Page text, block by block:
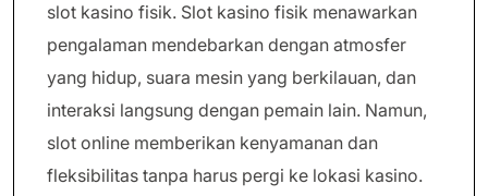
slot kasino fisik. Slot kasino fisik menawarkan
pengalaman mendebarkan dengan atmosfer
yang hidup, suara mesin yang berkilauan, dan
interaksi langsung dengan pemain lain. Namun,
slot online memberikan kenyamanan dan
fleksibilitas tanpa harus pergi ke lokasi kasino.